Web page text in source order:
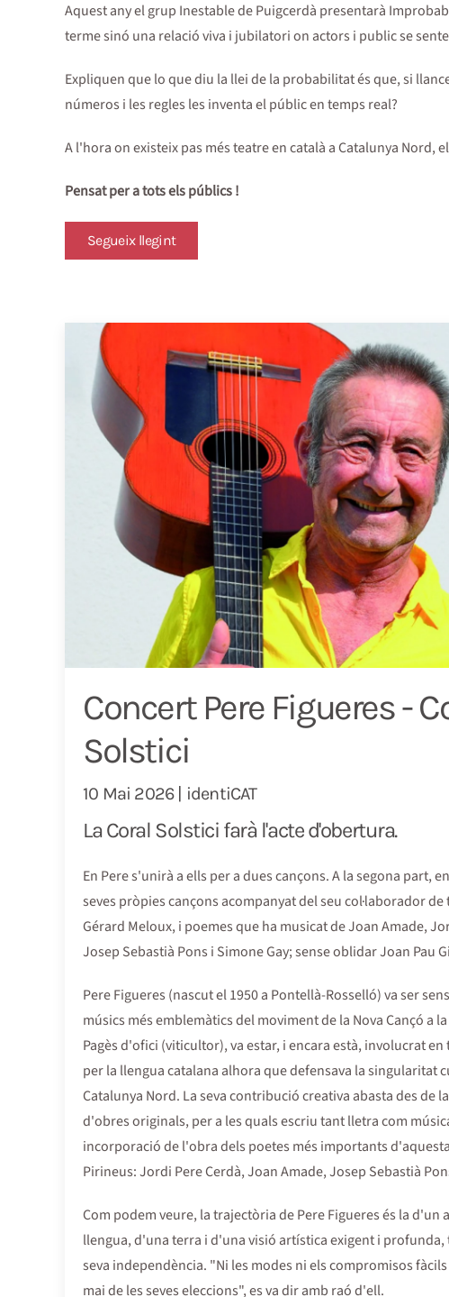
Aquest any el grup Inestable de Puigcerdà presentarà
terme sinó una relació viva i jubilatori on actors i public se
Expliquen que lo que diu la llei de la probabilitat és que, si
números i les regles les inventa el públic en temps real?
A l'hora on existeix pas més teatre en català a Catalunya Nord,
Pensat per a tots els públics !
Segueix llegint
Concert Pere Figueres -
Solstici
10 Mai 2026 | identiCAT
La Coral Solstici farà l'acte d'obertura.
En Pere s'unirà a ells per a dues cançons. A la segona part,
seves pròpies cançons acompanyat del seu col·laborador de
Gérard Meloux, i poemes que ha musicat de Joan Amade,
Josep Sebastià Pons i Simone Gay; sense oblidar Joan Pau
Pere Figueres (nascut el 1950 a Pontellà-Rosselló) va ser
músics més emblemàtics del moviment de la Nova Cançó a
Pagès d'ofici (viticultor), va estar, i encara està, involucrat
per la llengua catalana alhora que defensava la singularitat
Catalunya Nord. La seva contribució creativa abasta des de
d'obres originals, per a les quals escriu tant lletra com
incorporació de l'obra dels poetes més importants
Pirineus: Jordi Pere Cerdà, Joan Amade, Josep Sebastià
Com podem veure, la trajectòria de Pere Figueres és la d'un
llengua, d'una terra i d'una visió artística exigent i
seva independència. "Ni les modes ni els compromisos
mai de les seves eleccions", es va dir amb raó d'ell.